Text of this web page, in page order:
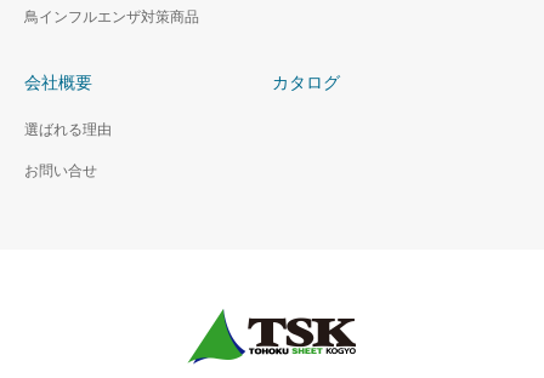
鳥インフルエンザ対策商品
会社概要
選ばれる理由
お問い合せ
カタログ